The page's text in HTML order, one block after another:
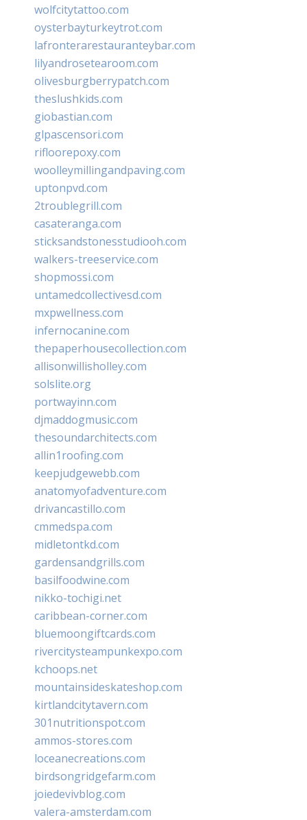
wolfcitytattoo.com
oysterbayturkeytrot.com
lafronterarestauranteybar.com
lilyandrosetearoom.com
olivesburgberrypatch.com
theslushkids.com
giobastian.com
glpascensori.com
rifloorepoxy.com
woolleymillingandpaving.com
uptonpvd.com
2troublegrill.com
casateranga.com
sticksandstonesstudiooh.com
walkers-treeservice.com
shopmossi.com
untamedcollectivesd.com
mxpwellness.com
infernocanine.com
thepaperhousecollection.com
allisonwillisholley.com
solslite.org
portwayinn.com
djmaddogmusic.com
thesoundarchitects.com
allin1roofing.com
keepjudgewebb.com
anatomyofadventure.com
drivancastillo.com
cmmedspa.com
midletontkd.com
gardensandgrills.com
basilfoodwine.com
nikko-tochigi.net
caribbean-corner.com
bluemoongiftcards.com
rivercitysteampunkexpo.com
kchoops.net
mountainsideskateshop.com
kirtlandcitytavern.com
301nutritionspot.com
ammos-stores.com
loceanecreations.com
birdsongridgefarm.com
joiedevivblog.com
valera-amsterdam.com